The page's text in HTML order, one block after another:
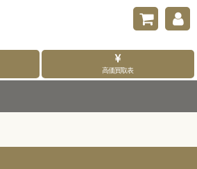
高価買取表